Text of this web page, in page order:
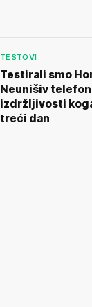
TESTOVI
Testirali smo
Neunišiv
izdržljivosti
treći dan